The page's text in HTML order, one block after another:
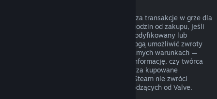
Steam będzie w stanie zwrócić pieniądze za transakcje w grze dla
wszystkich tytułów od Valve w ciągu 48 godzin od zakupu, jeśli
zakupiony przedmiot nie został użyty, zmodyfikowany lub
wymieniony. Twórcy innych produktów mogą umożliwić zwroty
pieniędzy za transakcje w grze na tych samych warunkach —
przed dokonaniem transakcji otrzymasz informację, czy twórca
gry umożliwił żądania zwrotów pieniędzy za kupowane
przedmioty. W pozostałych przypadkach Steam nie zwróci
pieniędzy za transakcje w grach niepochodzących od Valve.